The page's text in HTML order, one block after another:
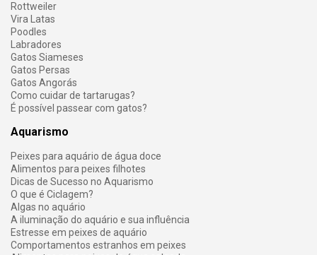
Rottweiler
Vira Latas
Poodles
Labradores
Gatos Siameses
Gatos Persas
Gatos Angorás
Como cuidar de tartarugas?
É possível passear com gatos?
Aquarismo
Peixes para aquário de água doce
Alimentos para peixes filhotes
Dicas de Sucesso no Aquarismo
O que é Ciclagem?
Algas no aquário
A iluminação do aquário e sua influência
Estresse em peixes de aquário
Comportamentos estranhos em peixes